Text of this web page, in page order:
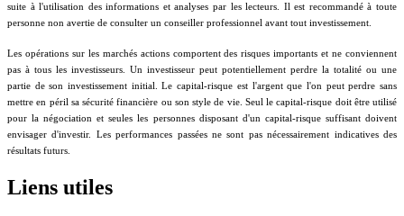
suite à l'utilisation des informations et analyses par les lecteurs. Il est recommandé à toute
personne non avertie de consulter un conseiller professionnel avant tout investissement.
Les opérations sur les marchés actions comportent des risques importants et ne conviennent
pas à tous les investisseurs. Un investisseur peut potentiellement perdre la totalité ou une
partie de son investissement initial. Le capital-risque est l'argent que l'on peut perdre sans
mettre en péril sa sécurité financière ou son style de vie. Seul le capital-risque doit être utilisé
pour la négociation et seules les personnes disposant d'un capital-risque suffisant doivent
envisager d'investir. Les performances passées ne sont pas nécessairement indicatives des
résultats futurs.
Liens utiles